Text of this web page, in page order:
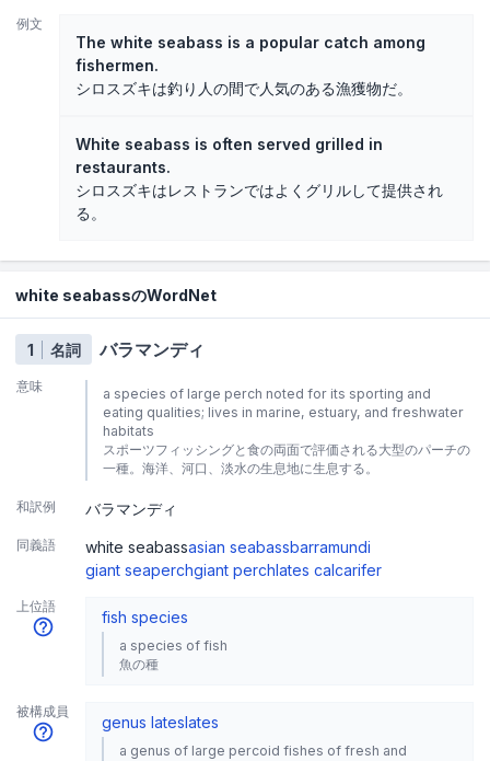
例文
The white seabass is a popular catch among
fishermen.
シロスズキは釣り人の間で人気のある漁獲物だ。
White seabass is often served grilled in
restaurants.
シロスズキはレストランではよくグリルして提供され
る。
white seabassのWordNet
1 名詞 バラマンディ
意味
a species of large perch noted for its sporting and
eating qualities; lives in marine, estuary, and freshwater
habitats
スポーツフィッシングと食の両面で評価される大型のパーチの
一種。海洋、河口、淡水の生息地に生息する。
和訳例 バラマンディ
同義語 white seabassasian seabassbarramundi
giant seaperchgiant perchlates calcarifer
上位語
fish species
a species of fish
魚の種
被構成員
genus lateslates
a genus of large percoid fishes of fresh and